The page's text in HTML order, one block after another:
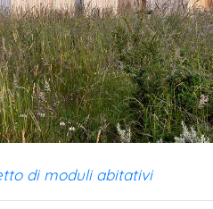
di moduli abitativi